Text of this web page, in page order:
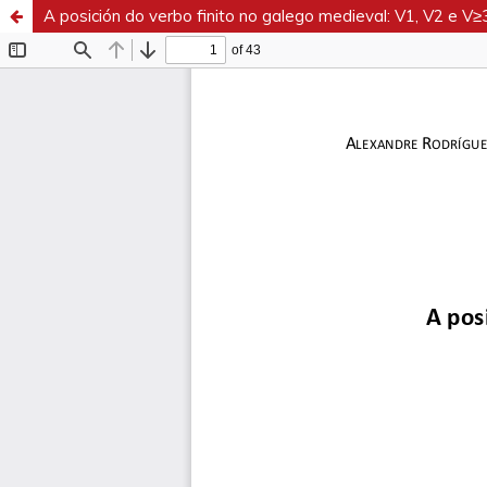
A posición do verbo finito no galego medieval: V1, V2 e